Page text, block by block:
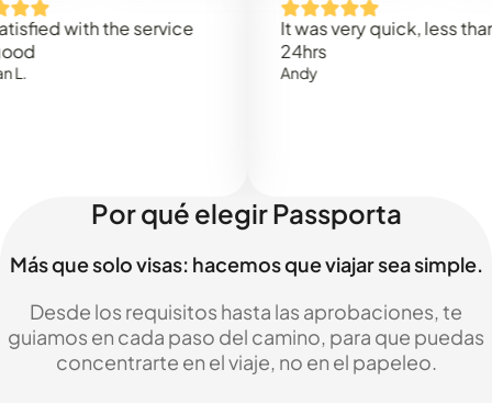
with the service
It was very quick, less than
Por qué elegir Passporta
Más que solo visas: hacemos que viajar sea simple.
Desde los requisitos hasta las aprobaciones, te
guiamos en cada paso del camino, para que puedas
concentrarte en el viaje, no en el papeleo.